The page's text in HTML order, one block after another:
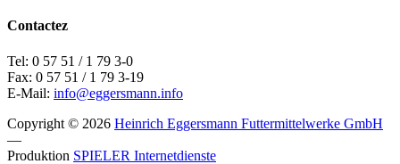
Contactez
Tel: 0 57 51 / 1 79 3-0
Fax: 0 57 51 / 1 79 3-19
E-Mail: info@eggersmann.info
Copyright © 2026 Heinrich Eggersmann Futtermittelwerke GmbH
—
Produktion SPIELER Internetdienste